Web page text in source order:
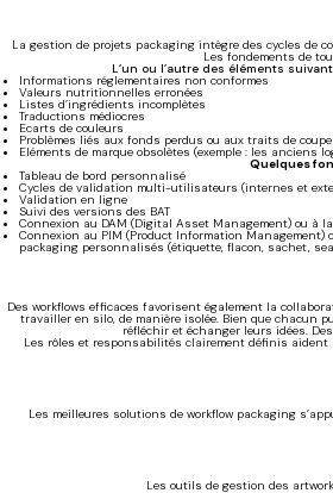
La gestion de projets packaging intègre des cycles de
Les fondements de
L’un ou l’autre des éléments
Informations réglementaires non conformes
Valeurs nutritionnelles erronées
Listes d’ingrédients incomplètes
Traductions médiocres
Ecarts de couleurs
Problèmes liés aux fonds perdus ou aux traits de coupe
Eléments de marque obsolètes (exemple : les anciens
Quelques
Tableau de bord personnalisé
Cycles de validation multi-utilisateurs (internes et
Validation en ligne
Suivi des versions des BAT
Connexion au DAM (Digital Asset Management) ou à
Connexion au PIM (Product Information
packaging personnalisés (étiquette, flacon, sachet,
Des workflows efficaces favorisent également la
travailler en silo, de manière isolée. Bien que chacun
réfléchir et échanger leurs idées.
Les rôles et responsabilités clairement définis aident
Les meilleures solutions de workflow packaging
Les outils de gestion des